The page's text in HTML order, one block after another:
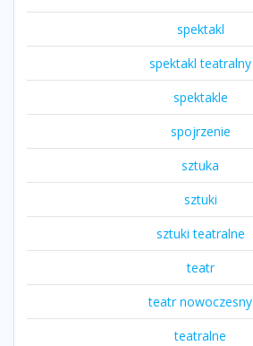
spektakl
spektakl teatralny
spektakle
spojrzenie
sztuka
sztuki
sztuki teatralne
teatr
teatr nowoczesny
teatralne